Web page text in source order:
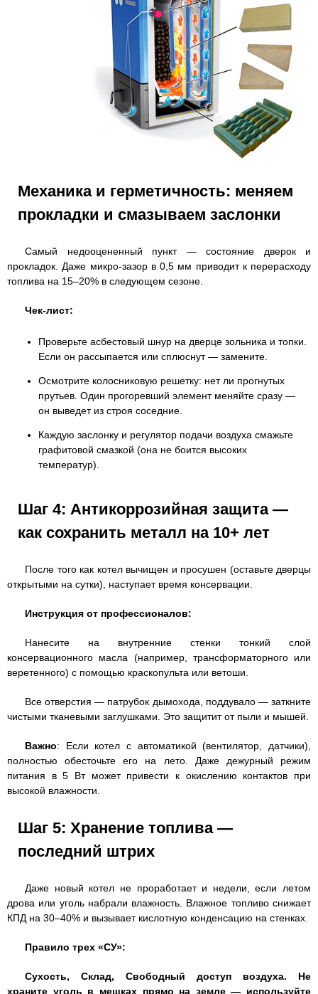
Механика и герметичность: меняем
прокладки и смазываем заслонки
Самый недооцененный пункт — состояние дверок и
прокладок. Даже микро-зазор в 0,5 мм приводит к перерасходу
топлива на 15–20% в следующем сезоне.
Чек-лист:
Проверьте асбестовый шнур на дверце зольника и топки.
Если он рассыпается или сплюснут — замените.
Осмотрите колосниковую решетку: нет ли прогнутых
прутьев. Один прогоревший элемент меняйте сразу —
он выведет из строя соседние.
Каждую заслонку и регулятор подачи воздуха смажьте
графитовой смазкой (она не боится высоких
температур).
Шаг 4: Антикоррозийная защита —
как сохранить металл на 10+ лет
После того как котел вычищен и просушен (оставьте дверцы
открытыми на сутки), наступает время консервации.
Инструкция от профессионалов:
Нанесите на внутренние стенки тонкий слой
консервационного масла (например, трансформаторного или
веретенного) с помощью краскопульта или ветоши.
Все отверстия — патрубок дымохода, поддувало — заткните
чистыми тканевыми заглушками. Это защитит от пыли и мышей.
Важно: Если котел с автоматикой (вентилятор, датчики),
полностью обесточьте его на лето. Даже дежурный режим
питания в 5 Вт может привести к окислению контактов при
высокой влажности.
Шаг 5: Хранение топлива —
последний штрих
Даже новый котел не проработает и недели, если летом
дрова или уголь набрали влажность. Влажное топливо снижает
КПД на 30–40% и вызывает кислотную конденсацию на стенках.
Правило трех «СУ»:
Сухость, Склад, Свободный доступ воздуха. Не
храните уголь в мешках прямо на земле — используйте